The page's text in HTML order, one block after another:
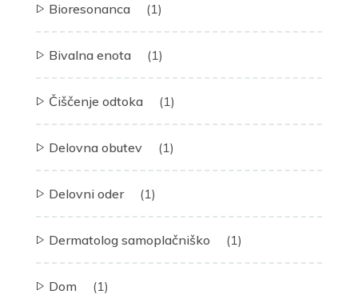
Bioresonanca (1)
Bivalna enota (1)
Čiščenje odtoka (1)
Delovna obutev (1)
Delovni oder (1)
Dermatolog samoplačniško (1)
Dom (1)